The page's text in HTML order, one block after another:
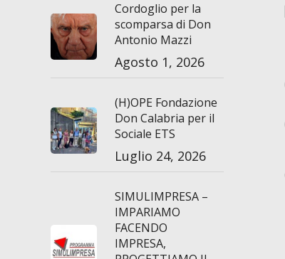
Cordoglio per la
scomparsa di Don
Antonio Mazzi
Agosto 1, 2026
(H)OPE Fondazione
Don Calabria per il
Sociale ETS
Luglio 24, 2026
SIMULIMPRESA –
IMPARIAMO
FACENDO
IMPRESA,